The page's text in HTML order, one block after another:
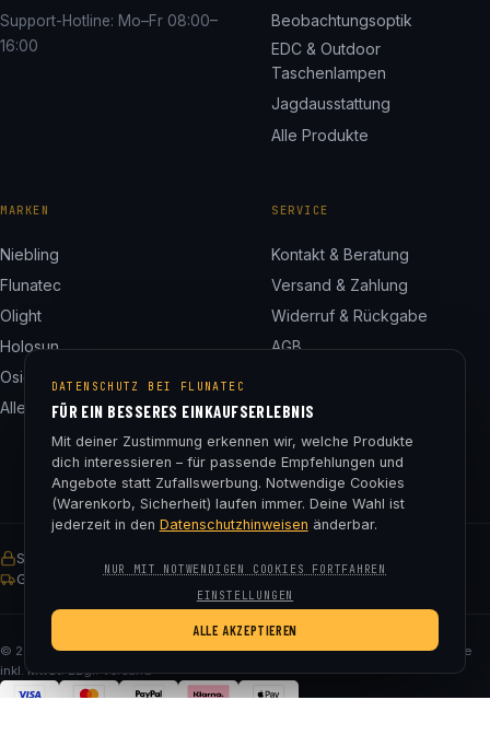
Support-Hotline: Mo–Fr 08:00–
16:00
Beobachtungsoptik
EDC & Outdoor
Taschenlampen
Jagdausstattung
Alle Produkte
MARKEN
Niebling
Flunatec
Olight
Holosun
Osight
Alle 24 Marken
SERVICE
Kontakt & Beratung
Versand & Zahlung
Widerruf & Rückgabe
AGB
Impressum
Cookie-Einstellungen
SSL-verschlüsselt
Gratis Versand ab € 75
© 2026 Fluna Tec & Research GmbH · FN 330182m, LG Salzburg · Alle Preise
inkl. MwSt. zzgl. Versand
DATENSCHUTZ BEI FLUNATEC
FÜR EIN BESSERES EINKAUFSERLEBNIS
Mit deiner Zustimmung erkennen wir, welche Produkte
dich interessieren – für passende Empfehlungen und
Angebote statt Zufallswerbung. Notwendige Cookies
(Warenkorb, Sicherheit) laufen immer. Deine Wahl ist
jederzeit in den Datenschutzhinweisen änderbar.
ALLE AKZEPTIEREN
EINSTELLUNGEN
NUR MIT NOTWENDIGEN COOKIES FORTFAHREN